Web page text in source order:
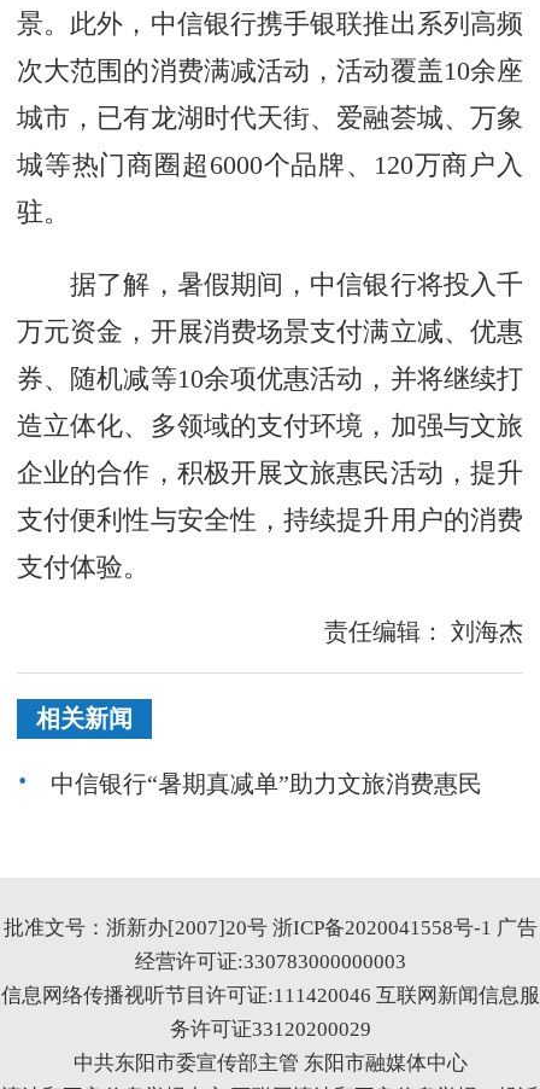
景。此外，中信银行携手银联推出系列高频
次大范围的消费满减活动，活动覆盖10余座
城市，已有龙湖时代天街、爱融荟城、万象
城等热门商圈超6000个品牌、120万商户入
驻。
据了解，暑假期间，中信银行将投入千
万元资金，开展消费场景支付满立减、优惠
券、随机减等10余项优惠活动，并将继续打
造立体化、多领域的支付环境，加强与文旅
企业的合作，积极开展文旅惠民活动，提升
支付便利性与安全性，持续提升用户的消费
支付体验。
责任编辑： 刘海杰
相关新闻
中信银行“暑期真减单”助力文旅消费惠民
批准文号：浙新办[2007]20号 浙ICP备2020041558号-1 广告
经营许可证:330783000000003
信息网络传播视听节目许可证:111420046 互联网新闻信息服
务许可证33120200029
中共东阳市委宣传部主管 东阳市融媒体中心